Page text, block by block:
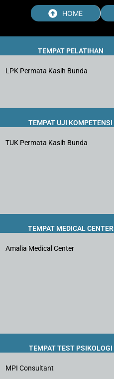
HOME
TEMPAT PELATIHAN
LPK Permata Kasih Bunda
TEMPAT UJI KOMPETENSI
TUK Permata Kasih Bunda
TEMPAT MEDICAL CENTER
Amalia Medical Center
TEMPAT TEST PSIKOLOGI
MPI Consultant